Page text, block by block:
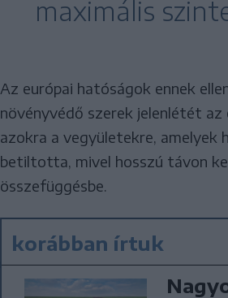
maximális
Az európai hatóságok ennek
növényvédő szerek jelenlétét
azokra a vegyületekre,
betiltotta, mivel hosszú távon
összefüggésbe.
korábban írtuk